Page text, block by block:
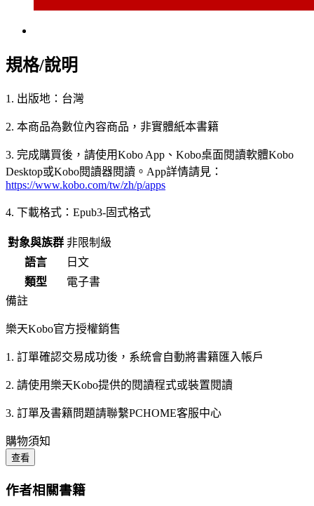
規格/說明
1. 出版地：台灣
2. 本商品為數位內容商品，非實體紙本書籍
3. 完成購買後，請使用Kobo App、Kobo桌面閱讀軟體Kobo
Desktop或Kobo閱讀器閱讀。App詳情請見：
https://www.kobo.com/tw/zh/p/apps
4. 下載格式：Epub3-固式格式
對象與族群 非限制級
語言
日文
類型
電子書
備註
樂天Kobo官方授權銷售
1. 訂單確認交易成功後，系統會自動將書籍匯入帳戶
2. 請使用樂天Kobo提供的閱讀程式或裝置閱讀
3. 訂單及書籍問題請聯繫PCHOME客服中心
購物須知
查看
作者相關書籍